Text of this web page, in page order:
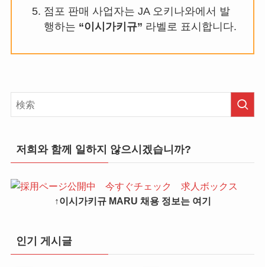
점포 판매 사업자는 JA 오키나와에서 발
행하는 “이시가키규” 라벨로 표시합니다.
저희와 함께 일하지 않으시겠습니까?
↑이시가키규 MARU 채용 정보는 여기
인기 게시글